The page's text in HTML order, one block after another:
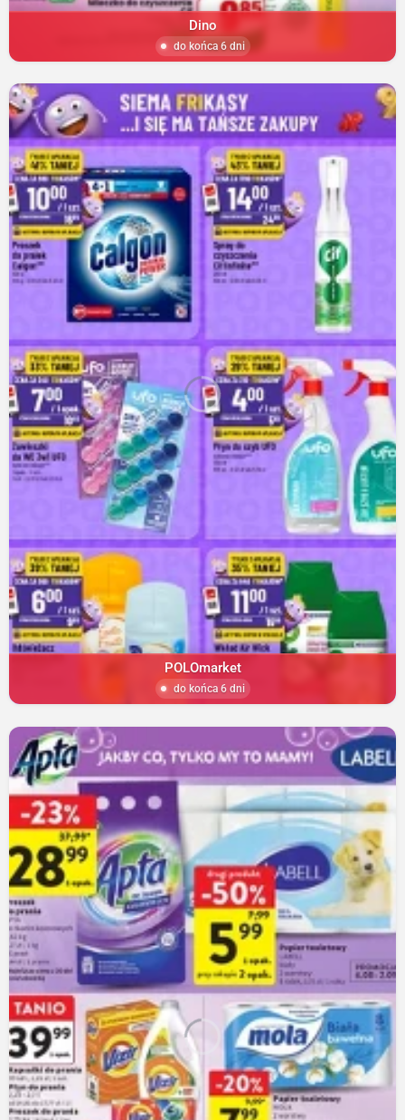
Dino
do końca 6 dni
POLOmarket
do końca 6 dni